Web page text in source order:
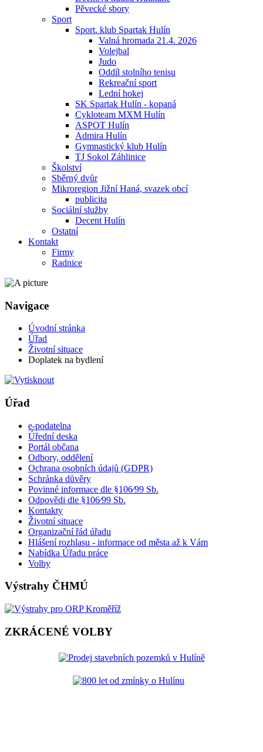
Pěvecké sbory
Sport
Sport. klub Spartak Hulín
Valná hromada 21.4. 2026
Volejbal
Judo
Oddíl stolního tenisu
Rekreační sport
Lední hokej
SK Spartak Hulín - kopaná
Cykloteam MXM Hulín
ASPOT Hulín
Admira Hulín
Gymnastický klub Hulín
TJ Sokol Záhlinice
Školství
Sběrný dvůr
Mikroregion Jižní Haná, svazek obcí
publicita
Sociální služby
Decent Hulín
Ostatní
Kontakt
Firmy
Radnice
Navigace
Úvodní stránka
Úřad
Životní situace
Doplatek na bydlení
Úřad
e-podatelna
Úřední deska
Portál občana
Odbory, oddělení
Ochrana osobních údajů (GDPR)
Schránka důvěry
Povinné informace dle §106⁄99 Sb.
Odpovědi dle §106⁄99 Sb.
Kontakty
Životní situace
Organizační řád úřadu
Hlášení rozhlasu - informace od města až k Vám
Nabídka Úřadu práce
Volby
Výstrahy ČHMÚ
ZKRÁCENÉ VOLBY